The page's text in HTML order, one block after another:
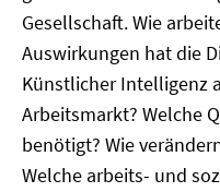
Gesellschaft. Wie
Auswirkungen hat die
Künstlicher Intelligenz
Arbeitsmarkt? Welche
benötigt? Wie
Welche arbeits- und